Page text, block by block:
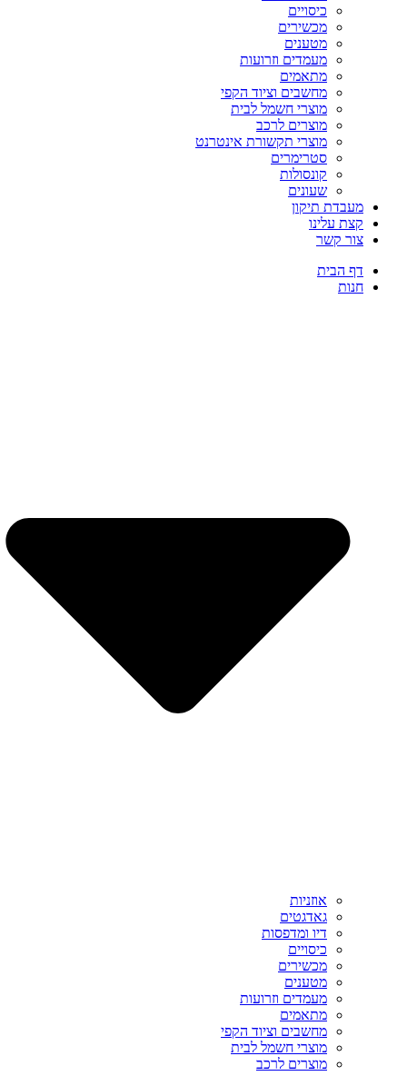
כיסויים
מכשירים
מטענים
מעמדים וזרועות
מתאמים
מחשבים וציוד הקפי
מוצרי חשמל לבית
מוצרים לרכב
מוצרי תקשורת אינטרנט
סטרימרים
קונסולות
שעונים
מעבדת תיקון
קצת עלינו
צור קשר
דף הבית
חנות
אוזניות
גאדגטים
דיו ומדפסות
כיסויים
מכשירים
מטענים
מעמדים וזרועות
מתאמים
מחשבים וציוד הקפי
מוצרי חשמל לבית
מוצרים לרכב